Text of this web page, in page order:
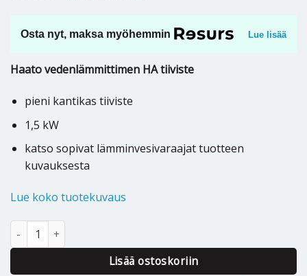
Osta nyt, maksa myöhemmin Lue lisää
Haato vedenlämmittimen HA tiiviste
pieni kantikas tiiviste
1,5 kW
katso sopivat lämminvesivaraajat tuotteen
kuvauksesta
Lue koko tuotekuvaus
Haato varaajan HA tiiviste, pieni 1,5 kW - 033610 määrä
Lisää ostoskoriin